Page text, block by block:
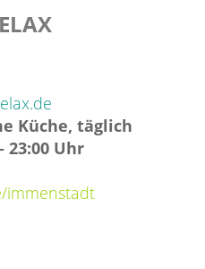
Küche, täglich
23:00 Uhr
immenstadt